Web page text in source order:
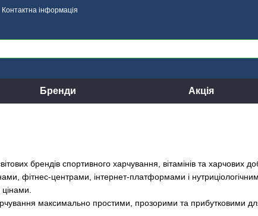
Контактна інформація
Бренди Акція
брендів спортивного харчування, вітамінів та харчових
фітнес-центрами, інтернет-платформами і
максимально простими, прозорими та прибутковими